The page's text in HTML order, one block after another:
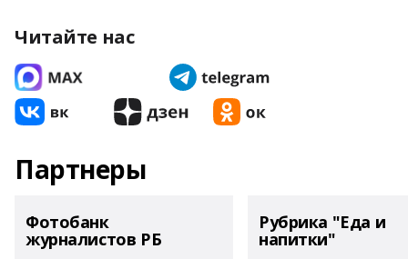
Читайте нас
Партнеры
Фотобанк
журналистов РБ
Рубрика "Еда и
напитки"